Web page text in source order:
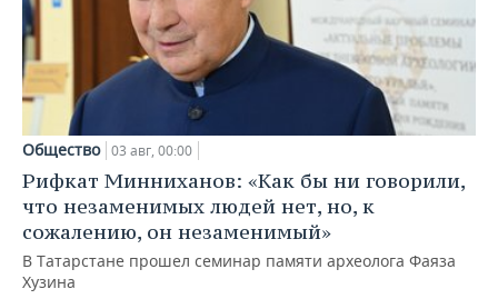
Общество 03 авг, 00:00
Рифкат Минниханов: «Как бы ни говорили,
что незаменимых людей нет, но, к
сожалению, он незаменимый»
В Татарстане прошел семинар памяти археолога Фаяза
Хузина